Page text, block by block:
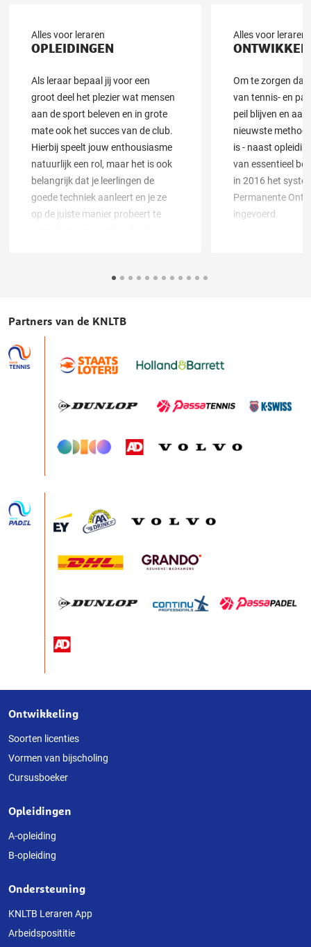
Alles voor leraren
OPLEIDINGEN
Als leraar bepaal jij voor een
groot deel het plezier wat mensen
aan de sport beleven en in grote
mate ook het succes van de club.
Hierbij speelt jouw enthousiasme
natuurlijk een rol, maar het is ook
belangrijk dat je leerlingen de
goede techniek aanleert en je ze
op de juiste manier probeert te
Alles voor leraren
Om te zorgen dat
van tennis- en
peil blijven en
nieuwste
is - naast
van essentieel
in 2016 het
Permanente
ingevoerd.
Partners van de KNLTB
Over
deze
website
Ontwikkeling
Soorten licenties
Vormen van bijscholing
Cursusboeker
Opleidingen
A-opleiding
B-opleiding
Ondersteuning
KNLTB Leraren App
Arbeidsposititie